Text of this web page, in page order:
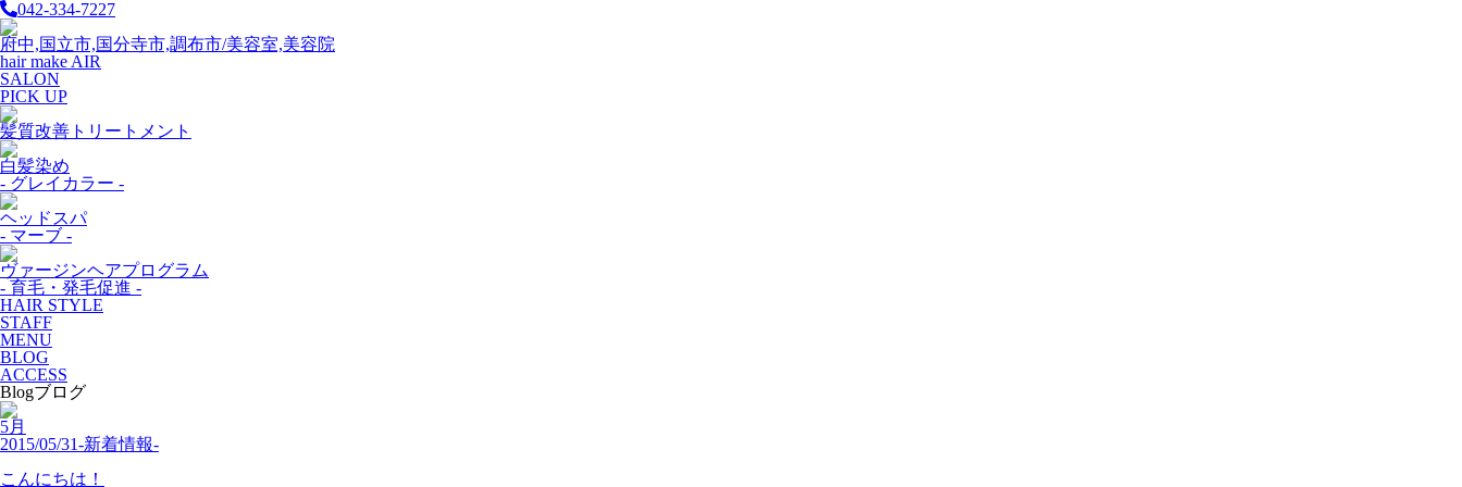
042-334-7227
府中,国立市,国分寺市,調布市/美容室,美容院
hair make AIR
SALON
PICK UP
髪質改善トリートメント
白髪染め
- グレイカラー -
ヘッドスパ
- マーブ -
ヴァージンヘアプログラム
- 育毛・発毛促進 -
HAIR STYLE
STAFF
MENU
BLOG
ACCESS
Blogブログ
5月
2015/05/31-新着情報-
こんにちは！